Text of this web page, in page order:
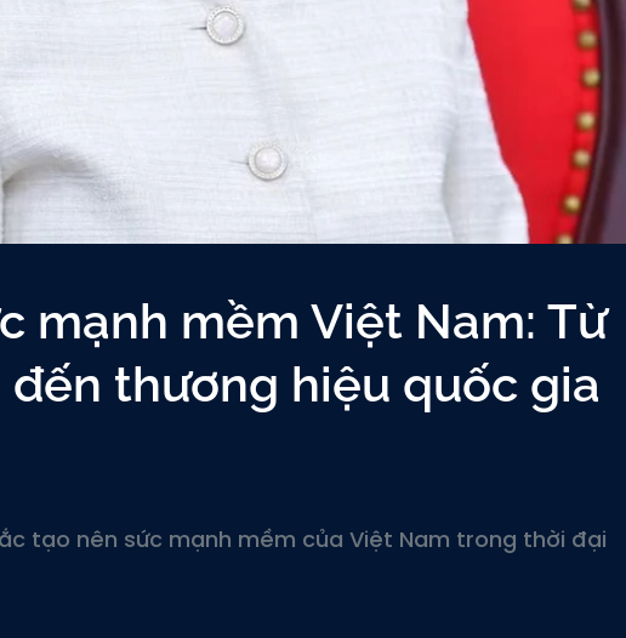
mạnh mềm Việt Nam: Từ
đến thương hiệu quốc gia
tạo nên sức mạnh mềm của Việt Nam trong thời đại